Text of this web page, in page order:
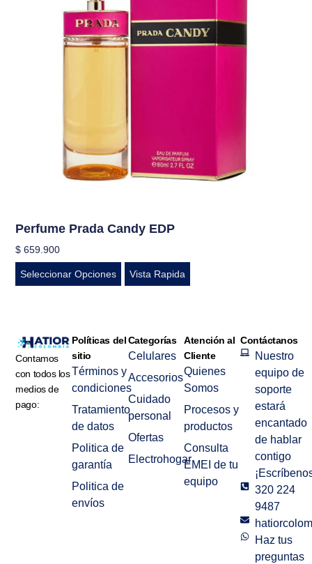
Perfume Prada Candy EDP
$ 659.900
Seleccionar Opciones Vista Rapida
Contamos
con todos los
medios de
pago:
Políticas del
sitio
Términos y
condiciones
Tratamiento
de datos
Politica de
garantía
Politica de
envíos
Categorías
Celulares
Accesorios
Cuidado
personal
Ofertas
Electrohogar
Atención al
Cliente
Quienes
Somos
Procesos y
productos
Consulta
EMEI de tu
equipo
Contáctanos
Nuestro
equipo de
soporte
estará
encantado
de hablar
contigo
320 224
9487
Haz tus
preguntas